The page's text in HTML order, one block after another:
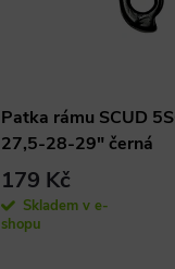
Patka rámu SCUD
27,5-28-29" černá
179 Kč
Skladem v e-
shopu